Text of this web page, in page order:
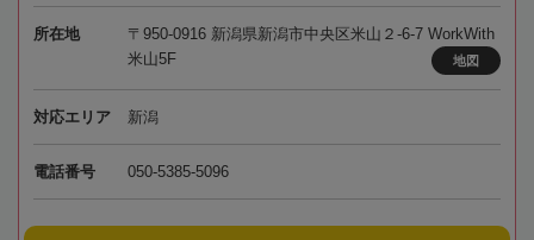
所在地
〒950-0916 新潟県新潟市中央区米山２-6-7 WorkWith
米山5F
地図
対応エリア 新潟
電話番号 050-5385-5096